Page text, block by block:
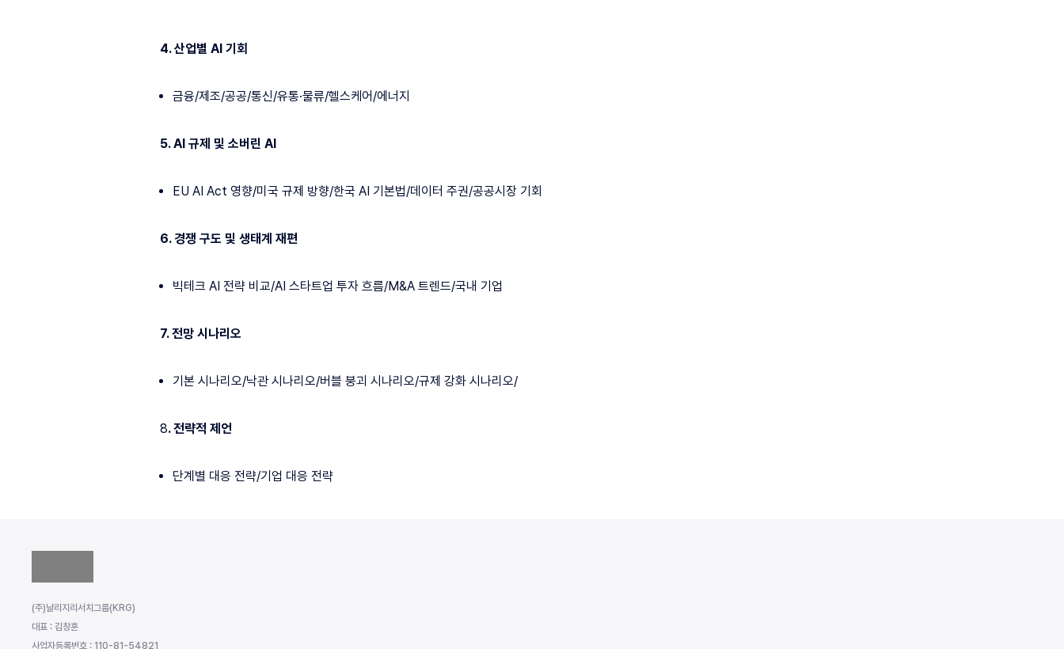
4. 산업별 AI 기회
금융/제조/공공/통신/유통·물류/헬스케어/에너지
5. AI 규제 및 소버린 AI
EU AI Act 영향/미국 규제 방향/한국 AI 기본법/데이터 주권/공공시장 기회
6. 경쟁 구도 및 생태계 재편
빅테크 AI 전략 비교/AI 스타트업 투자 흐름/M&A 트렌드/국내 기업
7. 전망 시나리오
기본 시나리오/낙관 시나리오/버블 붕괴 시나리오/규제 강화 시나리오/
8. 전략적 제언
단계별 대응 전략/기업 대응 전략
(주)날리지리서치그룹(KRG)
대표 : 김창훈
사업자등록번호 : 110-81-54821